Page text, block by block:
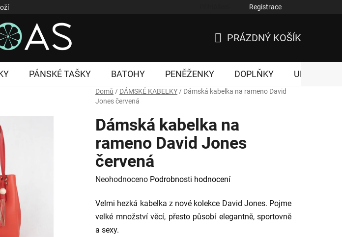
Registrace
KOŠÍK
PRÁZDNÝ KOŠÍK
PÁNSKÉ TAŠKY BATOHY PENĚŽENKY DOPLŇKY UNISEX
Domů / DÁMSKÉ KABELKY / Dámská kabelka na rameno David
Jones červená
Dámská kabelka na
rameno David Jones
červená
Průměrné
produktu
je
0,0
Neohodnoceno Podrobnosti hodnocení
Velmi hezká kabelka z nové kolekce David Jones. Pojme
velké množství věcí, přesto působí elegantně, sportovně
a sexy.